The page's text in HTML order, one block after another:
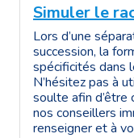
Simuler le
Lors d’une
succession, la
spécificités dans
N’hésitez pas à
soulte afin d’être
nos conseillers
renseigner et à